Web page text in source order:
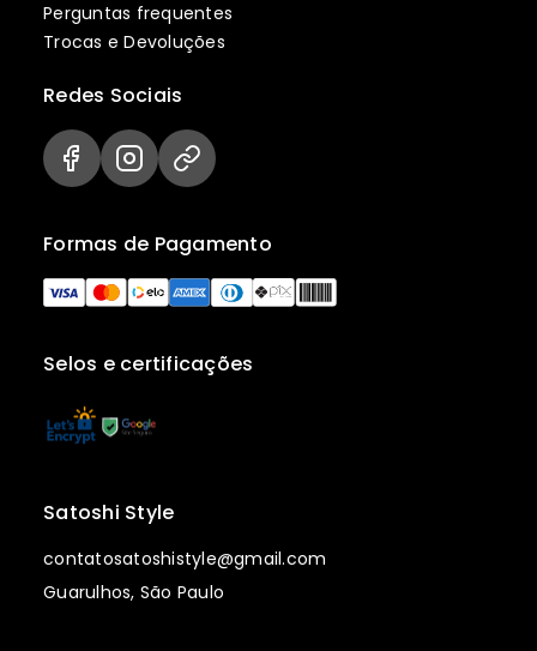
Perguntas frequentes
Trocas e Devoluções
Selos e certificações
Formas de Pagamento
Redes Sociais
Satoshi Style
contatosatoshistyle@gmail.com
Guarulhos, São Paulo